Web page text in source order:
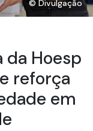
© Divulgação
da Hoesp
reforça
em